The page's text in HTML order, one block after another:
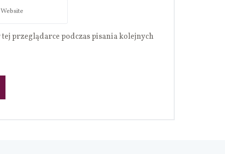
przeglądarce podczas pisania kolejnych